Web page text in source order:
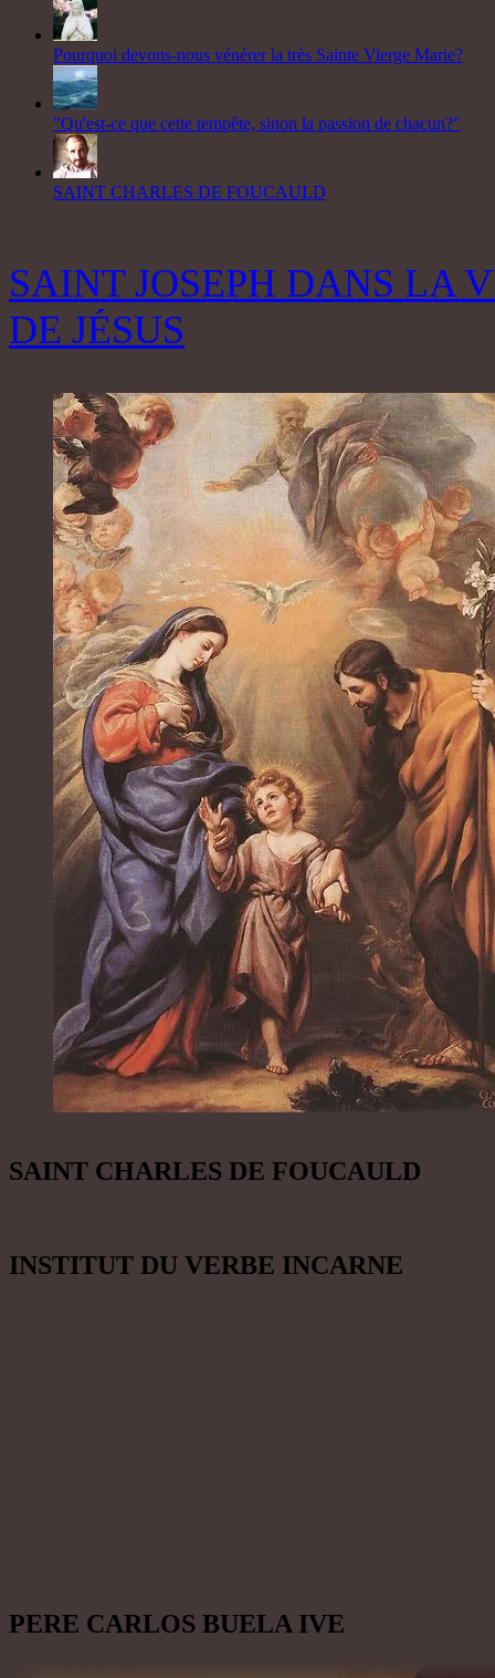
Pourquoi devons-nous vénérer la très Sainte Vierge Marie?
"Qu'est-ce que cette tempête, sinon la passion de chacun?"
SAINT CHARLES DE FOUCAULD
SAINT JOSEPH DANS LA
DE JÉSUS
SAINT CHARLES DE FOUCAULD
INSTITUT DU VERBE INCARNE